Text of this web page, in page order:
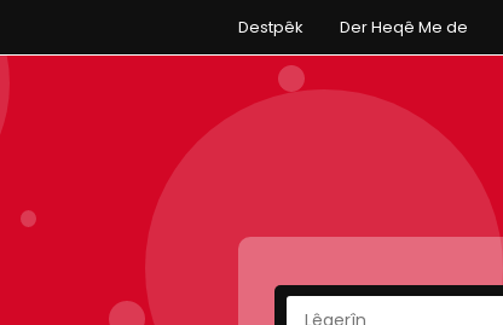
Destpêk Der Heqê Me de